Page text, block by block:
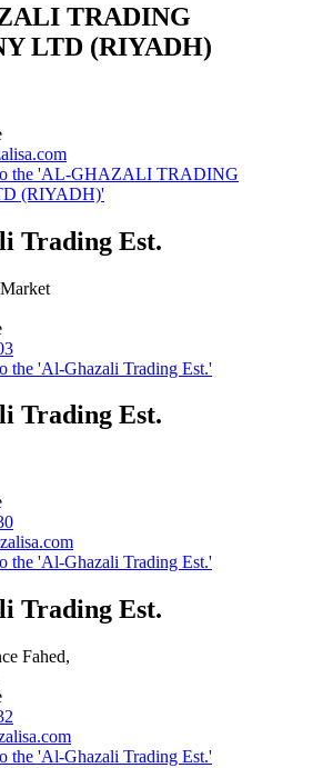
TRADING
LTD (RIYADH)
the 'AL-GHAZALI TRADING
(RIYADH)'
Trading Est.
the 'Al-Ghazali Trading Est.'
Trading Est.
the 'Al-Ghazali Trading Est.'
Trading Est.
Fahed,
the 'Al-Ghazali Trading Est.'